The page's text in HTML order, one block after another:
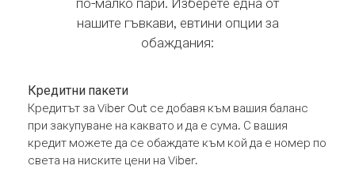
нашите гъвкави, евтини опции за
обаждания:
Кредитни пакети
Кредитът за Viber Out се добавя към вашия баланс
при закупуване на каквато и да е сума. С вашия
кредит можете да се обаждате към кой да е номер по
света на ниските цени на Viber.